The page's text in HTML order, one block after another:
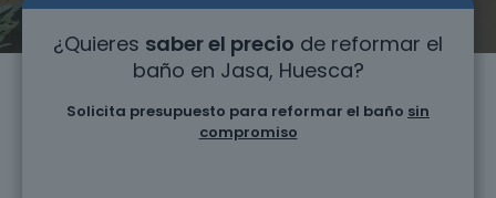
¿Quieres saber el precio de reformar el
baño en Jasa, Huesca?
Solicita presupuesto para reformar el baño sin
compromiso